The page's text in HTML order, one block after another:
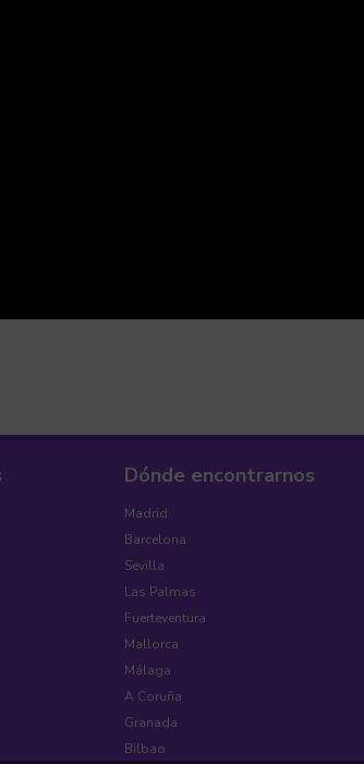
Dónde encontrarnos
Madrid
Barcelona
Sevilla
Las Palmas
Fuerteventura
Mallorca
Málaga
A Coruña
Granada
Bilbao